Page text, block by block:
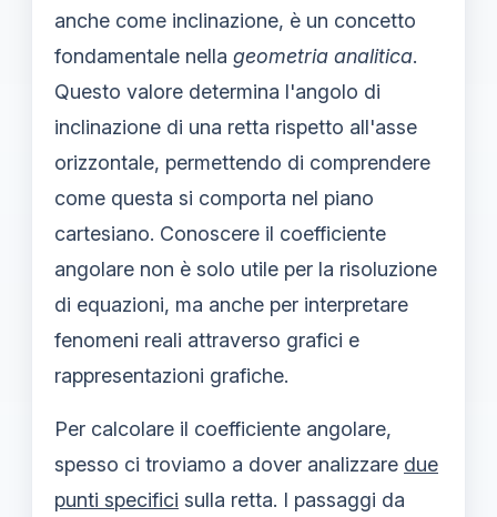
anche come inclinazione, è un concetto
fondamentale nella geometria analitica.
Questo valore determina l'angolo di
inclinazione di una retta rispetto all'asse
orizzontale, permettendo di comprendere
come questa si comporta nel piano
cartesiano. Conoscere il coefficiente
angolare non è solo utile per la risoluzione
di equazioni, ma anche per interpretare
fenomeni reali attraverso grafici e
rappresentazioni grafiche.
Per calcolare il coefficiente angolare,
spesso ci troviamo a dover analizzare due
punti specifici sulla retta. I passaggi da